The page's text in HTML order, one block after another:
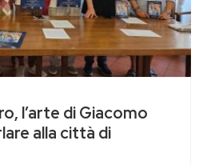
l’arte di Giacomo
alla città di